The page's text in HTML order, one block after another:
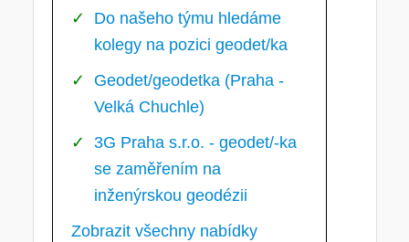
Do našeho týmu hledáme
kolegy na pozici geodet/ka
Geodet/geodetka (Praha -
Velká Chuchle)
3G Praha s.r.o. - geodet/-ka
se zaměřením na
inženýrskou geodézii
Zobrazit všechny nabídky